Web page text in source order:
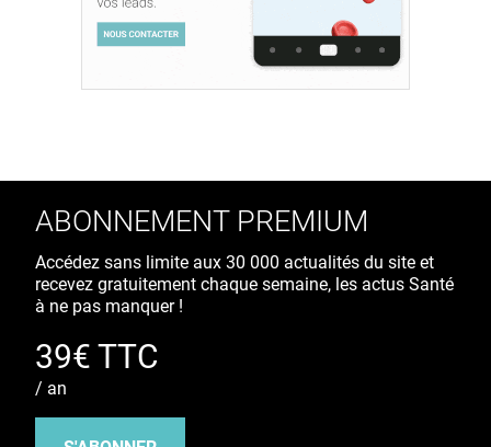
ABONNEMENT PREMIUM
Accédez sans limite aux 30 000 actualités du site et
recevez gratuitement chaque semaine, les actus Santé
à ne pas manquer !
39€ TTC
/ an